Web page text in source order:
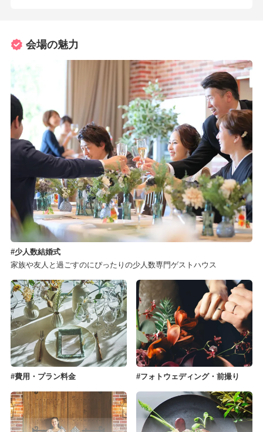
会場の魅力
少人数結婚式
家族や友人と過ごすのにぴったりの少人数専門ゲストハウス
費用・プラン料金 フォトウェディング・前撮り